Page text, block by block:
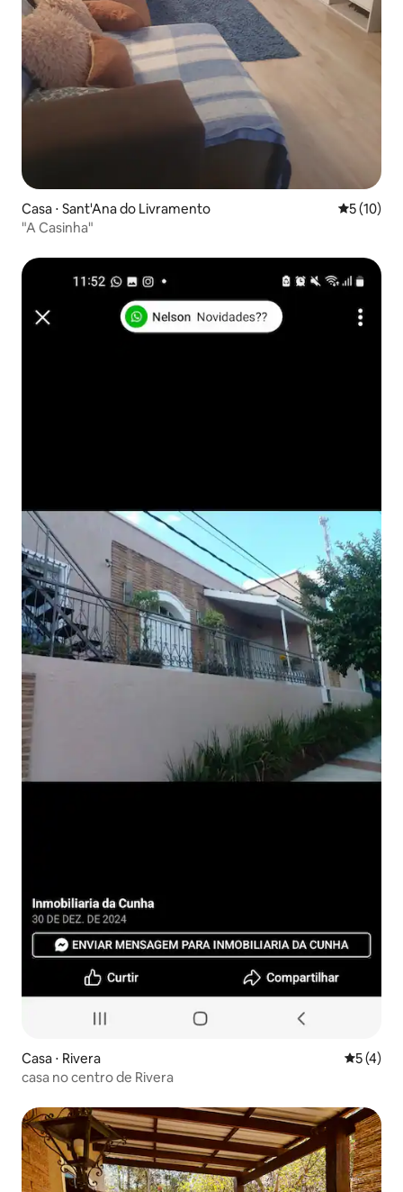
Casa ⋅ Sant'Ana do Livramento 5 de uma
5 (10)
"A Casinha"
Casa ⋅ Rivera 5 de
5 (4)
casa no centro de Rivera